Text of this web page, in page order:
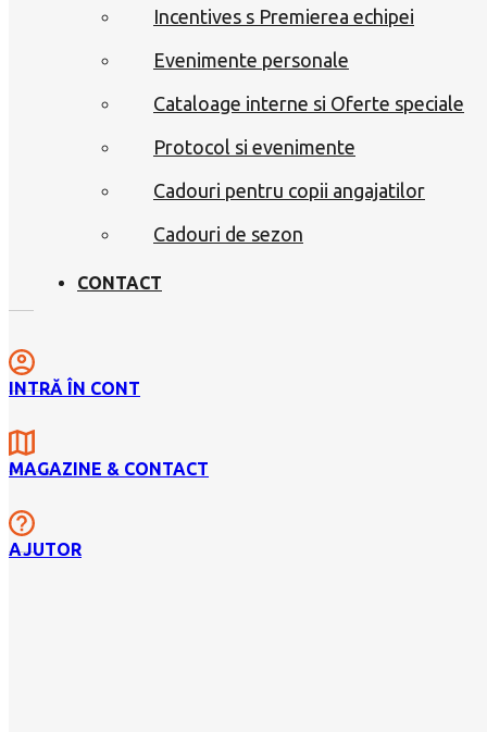
Incentives s Premierea echipei
Evenimente personale
Cataloage interne si Oferte speciale
Protocol si evenimente
Cadouri pentru copii angajatilor
Cadouri de sezon
CONTACT
INTRĂ ÎN CONT
MAGAZINE & CONTACT
AJUTOR